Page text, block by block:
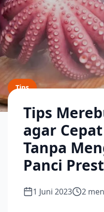
Tips
Tips
agar
Tanpa
Panci
1 Juni 2023 2